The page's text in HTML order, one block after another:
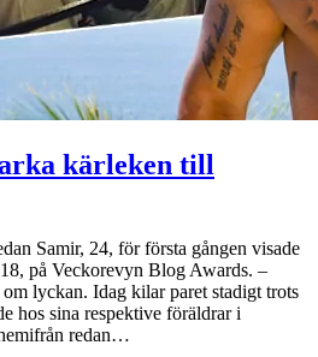
kärleken till
Samir, 24, för första gången visade
på Veckorevyn Blog Awards. –
lyckan. Idag kilar paret stadigt trots
hos sina respektive föräldrar i
redan…